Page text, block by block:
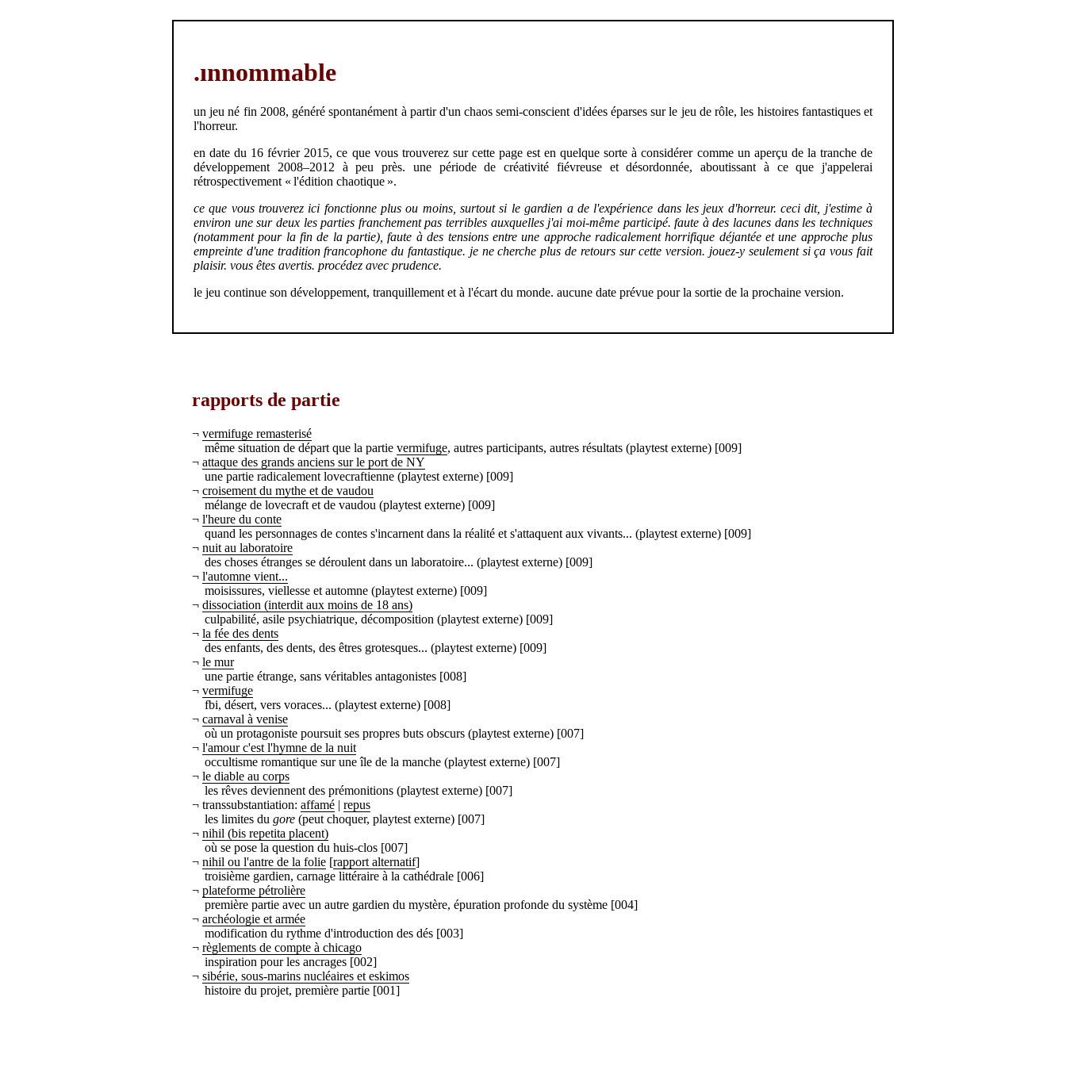
.ınnommable
un jeu né fin 2008, généré spontanément à partir d'un chaos semi-conscient d'idées éparses sur le jeu de rôle, les histoires fantastiques et
l'horreur.
en date du 16 février 2015, ce que vous trouverez sur cette page est en quelque sorte à considérer comme un aperçu de la tranche de
développement 2008–2012 à peu près. une période de créativité fiévreuse et désordonnée, aboutissant à ce que j'appelerai
rétrospectivement « l'édition chaotique ».
ce que vous trouverez ici fonctionne plus ou moins, surtout si le gardien a de l'expérience dans les jeux d'horreur. ceci dit, j'estime à
environ une sur deux les parties franchement pas terribles auxquelles j'ai moi-même participé. faute à des lacunes dans les techniques
(notamment pour la fin de la partie), faute à des tensions entre une approche radicalement horrifique déjantée et une approche plus
empreinte d'une tradition francophone du fantastique. je ne cherche plus de retours sur cette version. jouez-y seulement si ça vous fait
plaisir. vous êtes avertis. procédez avec prudence.
le jeu continue son développement, tranquillement et à l'écart du monde. aucune date prévue pour la sortie de la prochaine version.
rapports de partie
¬ vermifuge remasterisé
même situation de départ que la partie vermifuge, autres participants, autres résultats (playtest externe) [009]
¬ attaque des grands anciens sur le port de NY
une partie radicalement lovecraftienne (playtest externe) [009]
¬ croisement du mythe et de vaudou
mélange de lovecraft et de vaudou (playtest externe) [009]
¬ l'heure du conte
quand les personnages de contes s'incarnent dans la réalité et s'attaquent aux vivants... (playtest externe) [009]
¬ nuit au laboratoire
des choses étranges se déroulent dans un laboratoire... (playtest externe) [009]
¬ l'automne vient...
moisissures, viellesse et automne (playtest externe) [009]
¬ dissociation (interdit aux moins de 18 ans)
culpabilité, asile psychiatrique, décomposition (playtest externe) [009]
¬ la fée des dents
des enfants, des dents, des êtres grotesques... (playtest externe) [009]
¬ le mur
une partie étrange, sans véritables antagonistes [008]
¬ vermifuge
fbi, désert, vers voraces... (playtest externe) [008]
¬ carnaval à venise
où un protagoniste poursuit ses propres buts obscurs (playtest externe) [007]
¬ l'amour c'est l'hymne de la nuit
occultisme romantique sur une île de la manche (playtest externe) [007]
¬ le diable au corps
les rêves deviennent des prémonitions (playtest externe) [007]
¬ transsubstantiation: affamé | repus
les limites du gore (peut choquer, playtest externe) [007]
¬ nihil (bis repetita placent)
où se pose la question du huis-clos [007]
¬ nihil ou l'antre de la folie [rapport alternatif]
troisième gardien, carnage littéraire à la cathédrale [006]
¬ plateforme pétrolière
première partie avec un autre gardien du mystère, épuration profonde du système [004]
¬ archéologie et armée
modification du rythme d'introduction des dés [003]
¬ règlements de compte à chicago
inspiration pour les ancrages [002]
¬ sibérie, sous-marins nucléaires et eskimos
histoire du projet, première partie [001]